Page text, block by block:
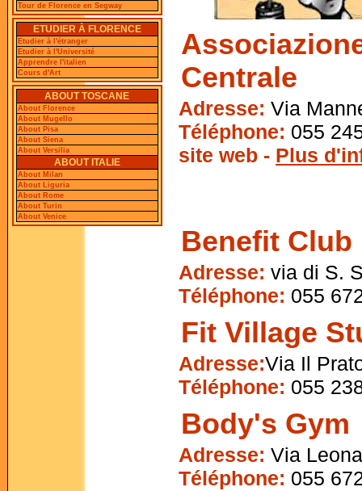
Tour de Florence en Segway
ETUDIER À FLORENCE
Etudier à l'étranger
Etudier à l'Université
Apprendre l'italien
Cours d'Art
ABOUT TOSCANE
About Florence
About Mugello
About Pisa
About Siena
About Versilia
ABOUT ITALIE
About Milan
About Liguria
About Rome
About Turin
About Venice
Centrale
Adresse: Via
Téléphone: 055
site web - Plus
Benefit Club
Adresse: via di S.
Téléphone: 055
Fit Village
Adresse:Via Il
Téléphone: 055
Body's Gym
Adresse: Via
Téléphone: 055